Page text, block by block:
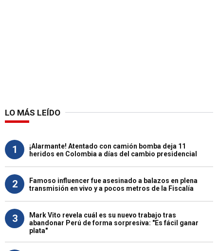
LO MÁS LEÍDO
1
¡Alarmante! Atentado con camión bomba deja 11
heridos en Colombia a días del cambio presidencial
2
Famoso influencer fue asesinado a balazos en plena
transmisión en vivo y a pocos metros de la Fiscalía
3
Mark Vito revela cuál es su nuevo trabajo tras
abandonar Perú de forma sorpresiva: "Es fácil ganar
plata"